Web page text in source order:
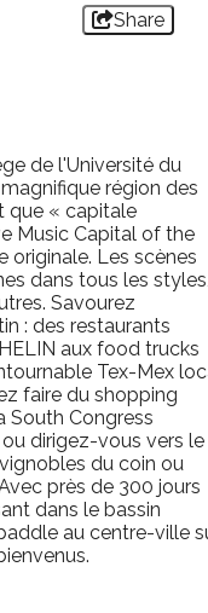
Share
de l'Université du
région des
que « capitale
Music Capital of the
originale. Les scènes
dans tous les
Savourez
: des restaurants
aux food trucks
Tex-Mex
faire du shopping
South Congress
dirigez-vous vers le
du coin ou
près de 300 jours
dans le bassin
au centre-ville